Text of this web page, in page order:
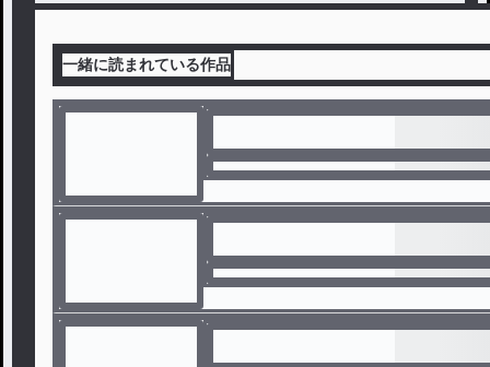
一緒に読まれている作品